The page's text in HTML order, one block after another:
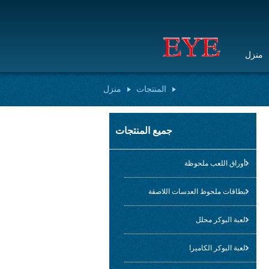
منزل
منزل المنتجات
جميع المنتجات
أوراق اللعب ملحوظة
بطاقات ملحوظ العدسات اللاصقة
لعبة البوكر محلل
لعبة البوكر الكاميرا